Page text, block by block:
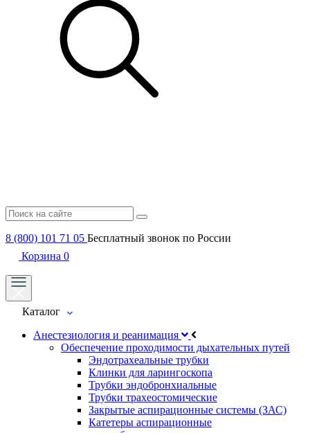
8 (800) 101 71 05 Бесплатный звонок по России
Корзина 0
Каталог
Анестезиология и реанимация
Обеспечение проходимости дыхательных путей
Эндотрахеальные трубки
Клинки для ларингоскопа
Трубки эндобронхиальные
Трубки трахеостомические
Закрытые аспирационные системы (ЗАС)
Катетеры аспирационные